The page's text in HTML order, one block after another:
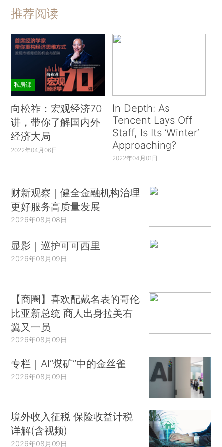
推荐阅读
私房课
向松祚：宏观经济70
讲，带你了解国内外
经济大局
2022年04月06日
In Depth: As
Tencent Lays Off
Staff, Is Its ‘Winter’
Approaching?
2022年04月01日
财新观察｜健全金融机构治理
更好服务高质量发展
2026年08月08日
显影｜巡护可可西里
2026年08月09日
【商圈】喜欢配戴名表的哥伦
比亚新总统 商人出身拉美右
翼又一员
2026年08月09日
专栏｜AI“煤矿”中的金丝雀
2026年08月09日
境外收入征税 保险收益计税
详解(含视频)
2026年08月09日